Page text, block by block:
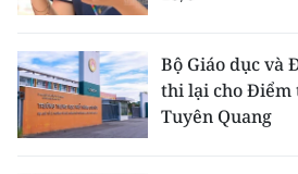
Bộ Giáo dục và
thi lại cho Điểm
Tuyên Quang